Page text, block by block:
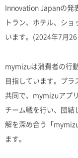
Innovation Japanの発
トラン、ホテル、シ
います。(2024年7月
mymizuは消費者の行
目指しています。プラ
共同で、mymizuアプ
チーム戦を行い、団結
解を深め合う「
ます。